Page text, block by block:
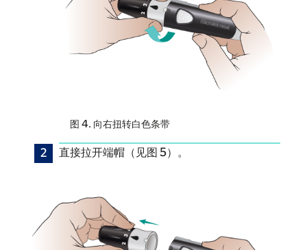
图 4. 向右扭转白色条带
直接拉开端帽（见图 5）。